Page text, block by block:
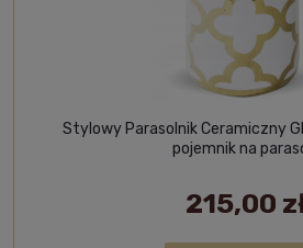
Stylowy Parasolnik Ceramiczny
pojemnik na
215,00